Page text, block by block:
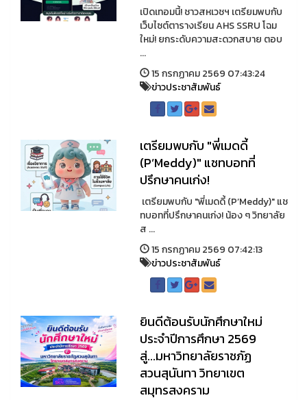
เปิดเทอมนี้! ชาวสหเวชฯ เตรียมพบกับ
เว็บไซต์ตารางเรียน AHS SSRU โฉม
ใหม่! ยกระดับความสะดวกสบาย ตอบ
...
15 กรกฏาคม 2569 07:43:24
ข่าวประชาสัมพันธ์
เตรียมพบกับ "พี่เมดดี้
(P’Meddy)" แชทบอทที่
ปรึกษาคนเก่ง!
เตรียมพบกับ "พี่เมดดี้ (P’Meddy)" แช
ทบอทที่ปรึกษาคนเก่ง! น้อง ๆ วิทยาลัย
ส ...
15 กรกฏาคม 2569 07:42:13
ข่าวประชาสัมพันธ์
ยินดีต้อนรับนักศึกษาใหม่
ประจำปีการศึกษา 2569
สู่...มหาวิทยาลัยราชภัฏ
สวนสุนันทา วิทยาเขต
สมุทรสงคราม